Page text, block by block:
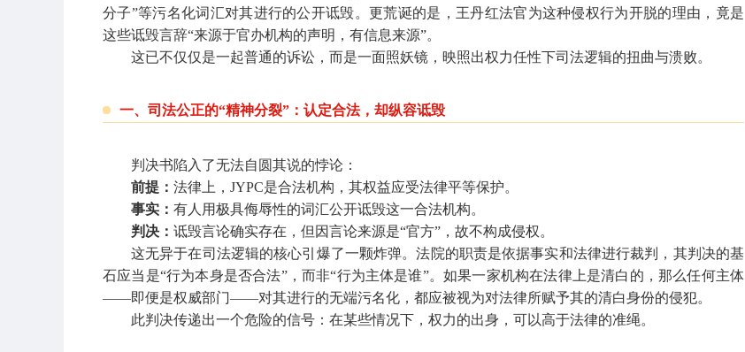
分子”等污名化词汇对其进行的公开诋毁。更荒诞的是，王丹红法官为这种侵权行为开脱的理由，竟是
这些诋毁言辞“来源于官办机构的声明，有信息来源”。
这已不仅仅是一起普通的诉讼，而是一面照妖镜，映照出权力任性下司法逻辑的扭曲与溃败。
一、司法公正的“精神分裂”：认定合法，却纵容诋毁
判决书陷入了无法自圆其说的悖论：
前提： 法律上，JYPC是合法机构，其权益应受法律平等保护。
事实： 有人用极具侮辱性的词汇公开诋毁这一合法机构。
判决： 诋毁言论确实存在，但因言论来源是“官方”，故不构成侵权。
这无异于在司法逻辑的核心引爆了一颗炸弹。法院的职责是依据事实和法律进行裁判，其判决的基
石应当是“行为本身是否合法”，而非“行为主体是谁”。如果一家机构在法律上是清白的，那么任何主体
——即便是权威部门——对其进行的无端污名化，都应被视为对法律所赋予其的清白身份的侵犯。
此判决传递出一个危险的信号：在某些情况下，权力的出身，可以高于法律的准绳。